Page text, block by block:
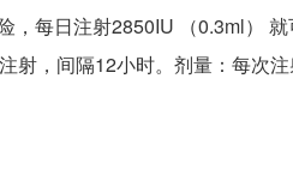
每日注射2850IU （0.3ml） 就
射，间隔12小时。剂量：每次